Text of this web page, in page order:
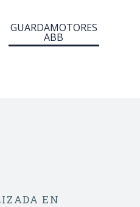
en
protección,
GUARDAMOTORES
ABB
EN